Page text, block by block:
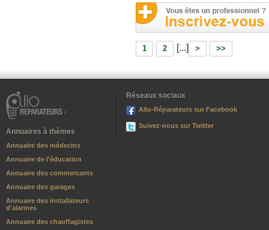
1 2 [...] > >>
Annuaires à thèmes
Annuaire des médecins
Annuaire de l'éducation
Annuaire des commerçants
Annuaire des garages
Annuaire des installateurs
d'alarmes
Annuaire des chauffagistes
Réseaux sociaux
Allo-Réparateurs sur Facebook
Suivez-nous sur Twitter